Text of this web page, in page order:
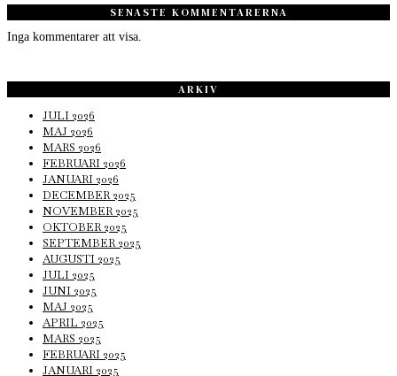
SENASTE KOMMENTARERNA
Inga kommentarer att visa.
ARKIV
JULI 2026
MAJ 2026
MARS 2026
FEBRUARI 2026
JANUARI 2026
DECEMBER 2025
NOVEMBER 2025
OKTOBER 2025
SEPTEMBER 2025
AUGUSTI 2025
JULI 2025
JUNI 2025
MAJ 2025
APRIL 2025
MARS 2025
FEBRUARI 2025
JANUARI 2025